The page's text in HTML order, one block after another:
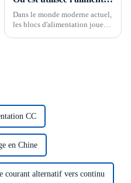
Dans le monde moderne actuel,
les blocs d'alimentation jouent
CC
en Chine
courant alternatif vers continu